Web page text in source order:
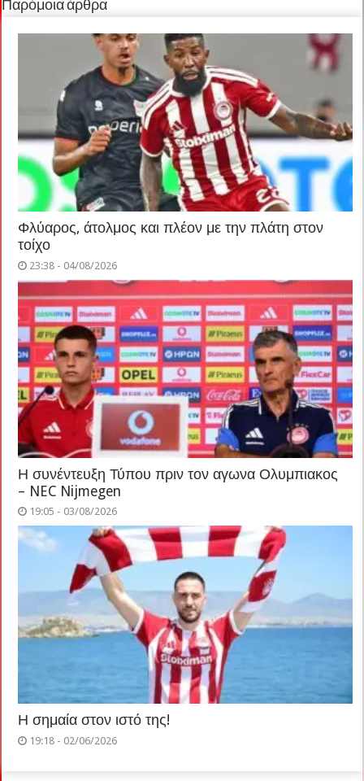
Παρόμοια άρθρα
Φλύαρος, άτολμος και πλέον με την πλάτη στον
τοίχο
23:38 - 04/08/2026
Η συνέντευξη Τύπου πριν τον αγωνα Ολυμπιακος
– NEC Nijmegen
19:05 - 03/08/2026
Η σημαία στον ιστό της!
19:18 - 02/06/2026